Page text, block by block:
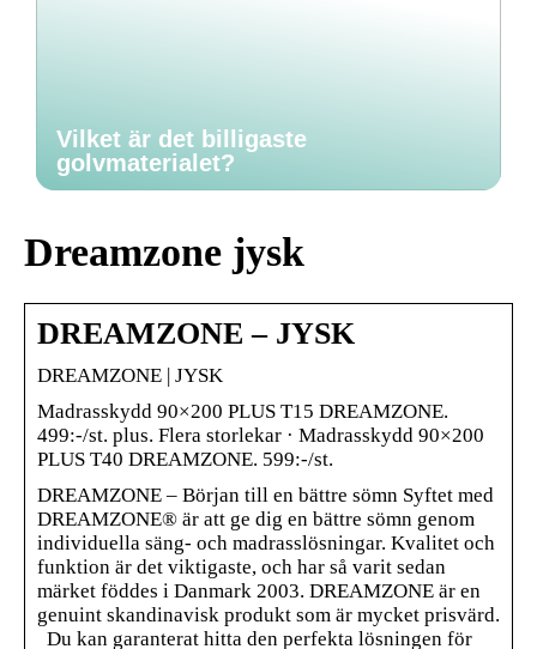
Vilket är det billigaste
golvmaterialet?
Dreamzone jysk
DREAMZONE – JYSK
DREAMZONE | JYSK
Madrasskydd 90×200 PLUS T15 DREAMZONE.
499:-/st. plus. Flera storlekar · Madrasskydd 90×200
PLUS T40 DREAMZONE. 599:-/st.
DREAMZONE – Början till en bättre sömn Syftet med
DREAMZONE® är att ge dig en bättre sömn genom
individuella säng- och madrasslösningar. Kvalitet och
funktion är det viktigaste, och har så varit sedan
märket föddes i Danmark 2003. DREAMZONE är en
genuint skandinavisk produkt som är mycket prisvärd.
Du kan garanterat hitta den perfekta lösningen för